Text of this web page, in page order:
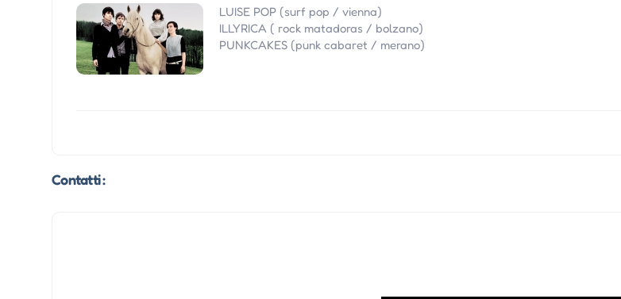
LUISE POP (surf pop / vienna)
ILLYRICA ( rock matadoras / bolzano)
PUNKCAKES (punk cabaret / merano)
Contatti :